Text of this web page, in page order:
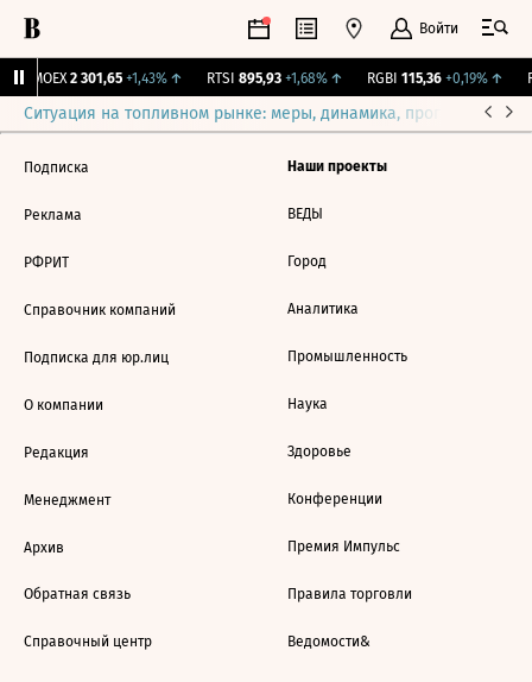
Войти
IMOEX 2 301,65 +1,43%↑ RTSI 895,93 +1,68%↑ RGBI 115,36 +0,19%↑
Ситуация на топливном рынке: меры, динамика, прогнозы
Подписка
Реклама
РФРИТ
Справочник компаний
Подписка для юр.лиц
О компании
Редакция
Менеджмент
Архив
Обратная связь
Справочный центр
Наши проекты
ВЕДЫ
Город
Аналитика
Промышленность
Наука
Здоровье
Конференции
Премия Импульс
Правила торговли
Ведомости&